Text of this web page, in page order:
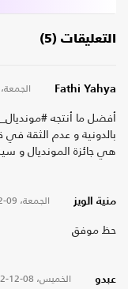
التعليقات (5)
Fathi Yahya الجمعة، 09-12-2022
أفضل ما أنتجه
بالدونية و عدم الثقة
هي جائزة المونديال و
منية الويز الجمعة، 09-12-2022
حظ موفق
عبدو الخميس، 08-12-2022